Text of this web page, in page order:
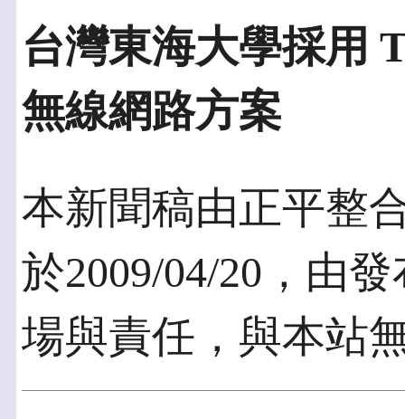
台灣東海大學採用
無線網路方案
本新聞稿由正平整
於2009/04/20，由
場與責任，與本站